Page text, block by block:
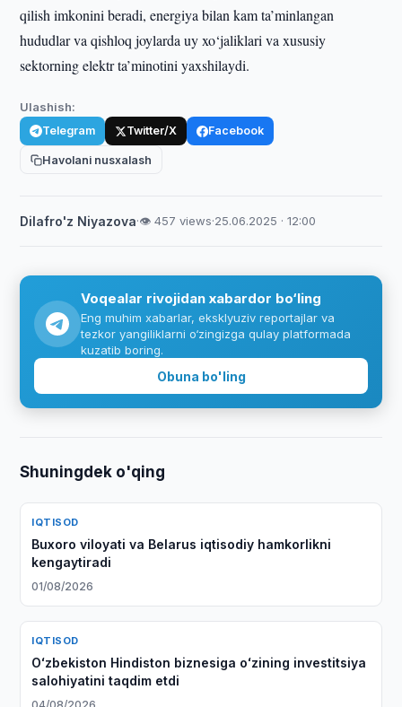
qilish imkonini beradi, energiya bilan kam ta’minlangan
hududlar va qishloq joylarda uy xo‘jaliklari va xususiy
sektorning elektr ta’minotini yaxshilaydi.
Ulashish:
Telegram Twitter/X Facebook
Havolani nusxalash
Dilafro'z Niyazova·👁 457 views·25.06.2025 · 12:00
Voqealar rivojidan xabardor bo‘ling
Eng muhim xabarlar, eksklyuziv reportajlar va
tezkor yangiliklarni o‘zingizga qulay platformada
kuzatib boring.
Obuna bo'ling
Shuningdek o'qing
IQTISOD
Buxoro viloyati va Belarus iqtisodiy hamkorlikni
kengaytiradi
01/08/2026
IQTISOD
Oʻzbekiston Hindiston biznesiga oʻzining investitsiya
salohiyatini taqdim etdi